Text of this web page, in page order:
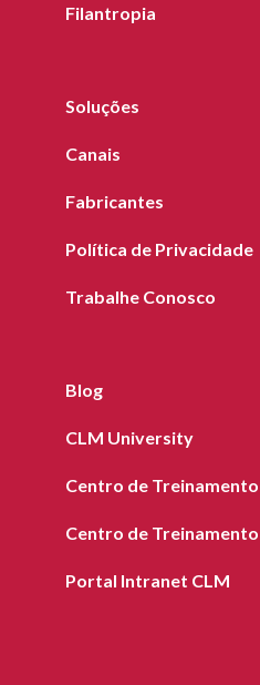
Filantropia
Soluções
Canais
Fabricantes
Política de Privacidade
Trabalhe Conosco
Blog
CLM University
Centro de
Centro de
Portal Intranet CLM